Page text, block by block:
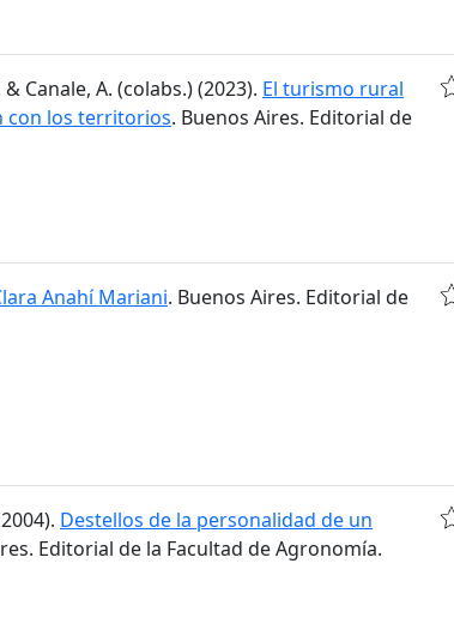
Canale, A. (colabs.) (2023). El turismo rural
con los territorios. Buenos Aires. Editorial de
Anahí Mariani. Buenos Aires. Editorial de
Destellos de la personalidad de un
Editorial de la Facultad de Agronomía.